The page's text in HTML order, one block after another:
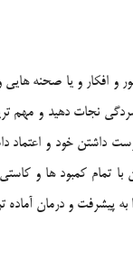
و افكار و يا صحنه
نجات دهيد و مهم
خود و اعتماد
تمام كمبود ها و
پيشرفت و درمان آماده